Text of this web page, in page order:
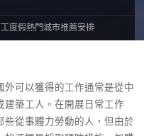
度假熱門城市推薦安排
可以獲得的工作通常是從中
建築工人。在開展日常工作
些從事體力勞動的人，但由於